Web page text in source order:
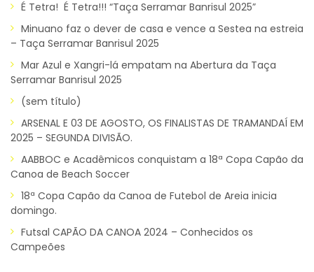
É Tetra! É Tetra!!! “Taça Serramar Banrisul 2025”
Minuano faz o dever de casa e vence a Sestea na estreia
– Taça Serramar Banrisul 2025
Mar Azul e Xangri-lá empatam na Abertura da Taça
Serramar Banrisul 2025
(sem título)
ARSENAL E 03 DE AGOSTO, OS FINALISTAS DE TRAMANDAÍ EM
2025 – SEGUNDA DIVISÃO.
AABBOC e Acadêmicos conquistam a 18ª Copa Capão da
Canoa de Beach Soccer
18ª Copa Capão da Canoa de Futebol de Areia inicia
domingo.
Futsal CAPÃO DA CANOA 2024 – Conhecidos os
Campeões